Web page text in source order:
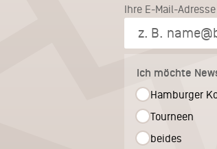
Ihre E-Mail-Adresse
Ich möchte
Hamburger
Tourneen
beides